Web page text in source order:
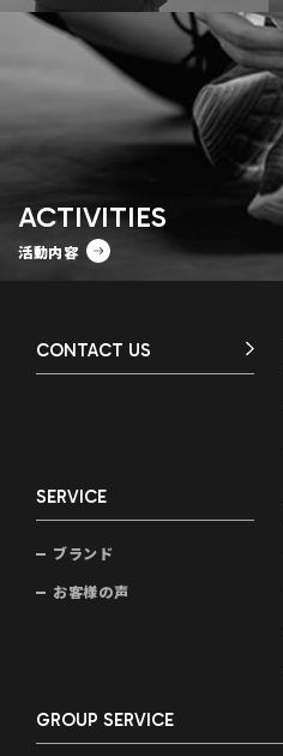
ACTIVITIES
活動内容
CONTACT US
SERVICE
ブランド
お客様の声
GROUP SERVICE